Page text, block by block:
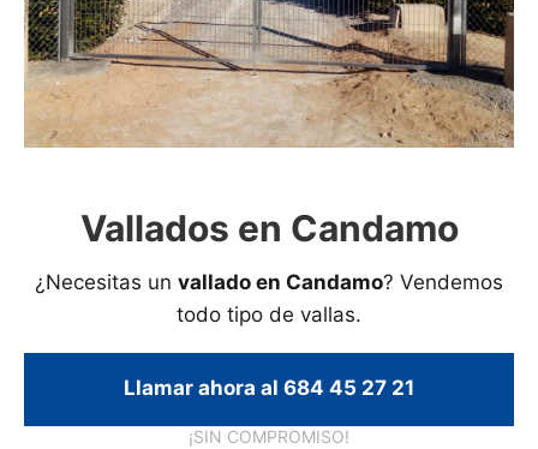
Vallados en Candamo
¿Necesitas un vallado en Candamo? Vendemos
todo tipo de vallas.
Llamar ahora al 684 45 27 21
¡SIN COMPROMISO!